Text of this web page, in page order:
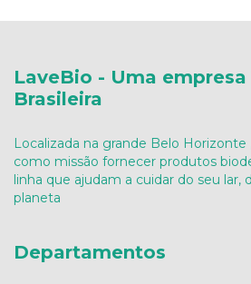
LaveBio - Uma empresa
Brasileira
Localizada na grande Belo
como missão fornecer produtos
linha que ajudam a cuidar do seu lar,
planeta
Departamentos